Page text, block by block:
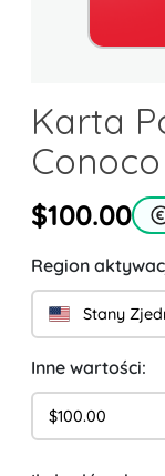
Karta
Conoco
$100.00
Region
Stany
Inne wartości:
$100.00